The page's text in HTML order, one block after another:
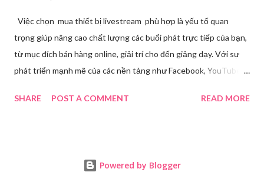
Việc chọn mua thiết bị livestream phù hợp là yếu tố quan
trọng giúp nâng cao chất lượng các buổi phát trực tiếp của bạn,
từ mục đích bán hàng online, giải trí cho đến giảng dạy. Với sự
phát triển mạnh mẽ của các nền tảng như Facebook, YouTube,
tăng. Tuy nhiên, để tìm ra được các thiết bị đáp ứng tốt nhu cầu
ngày càng phát triển, livestream đã trở thành một phương thức
SHARE POST A COMMENT READ MORE
Powered by Blogger